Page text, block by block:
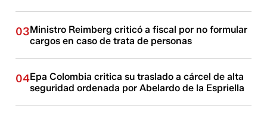
03Ministro Reimberg criticó a fiscal por no formular
cargos en caso de trata de personas
04Epa Colombia critica su traslado a cárcel de alta
seguridad ordenada por Abelardo de la Espriella